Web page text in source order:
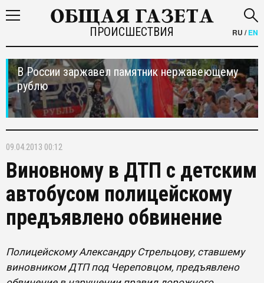
ПРОИСШЕСТВИЯ RU /EN
В России заржавел памятник нержавеющему
рублю
09.04.2013 00:12
Виновному в ДТП с детским
автобусом полицейскому
предъявлено обвинение
Полицейскому Александру Стрельцову, ставшему
виновником ДТП под Череповцом, предъявлено